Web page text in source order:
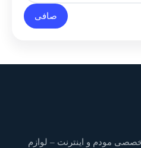
صافی
مودم و اینترنت – لوازم